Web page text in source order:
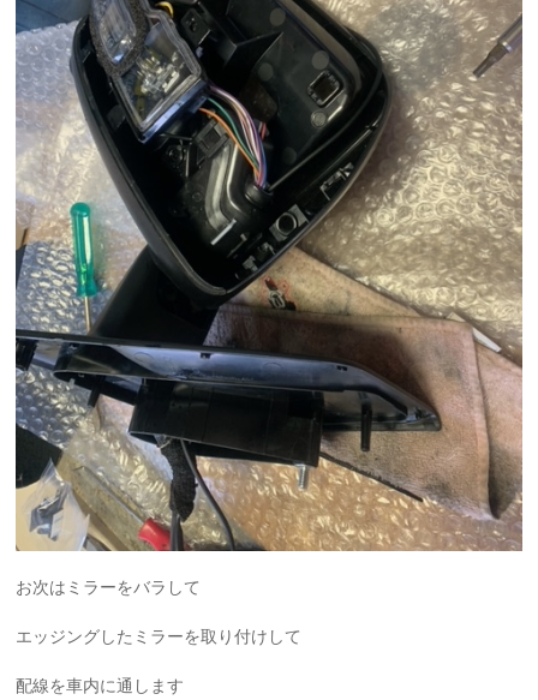
お次はミラーをバラして
エッジングしたミラーを取り付けして
配線を車内に通します